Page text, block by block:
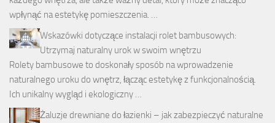
wpłynąć na estetykę pomieszczenia. …
Wskazówki dotyczące instalacji rolet bambusowych:
Utrzymaj naturalny urok w swoim wnętrzu
Rolety bambusowe to doskonały sposób na wprowadzenie
naturalnego uroku do wnętrz, łącząc estetykę z funkcjonalnością.
Ich unikalny wygląd i ekologiczny …
Żaluzje drewniane do łazienki – jak zabezpieczyć naturalne